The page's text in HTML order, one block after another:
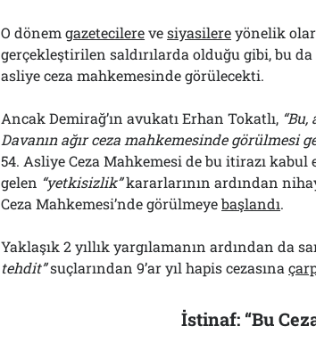
O dönemgazetecilerevesiyasilereyönelik
gerçekleştirilen saldırılarda olduğu gibi, bu da
asliye ceza mahkemesinde görülecekti.
Ancak Demirağ’ın avukatı Erhan Tokatlı,
Davanın ağır ceza mahkemesinde görülmesi
54. Asliye Ceza Mahkemesi de bu itirazı
gelen “yetkisizlik”kararlarının ardından
Ceza Mahkemesi’nde görülmeyebaşlandı.
Yaklaşık 2 yıllık yargılamanın ardından da
tehdit”suçlarından 9’ar yıl hapis cezasına
İstinaf: “Bu